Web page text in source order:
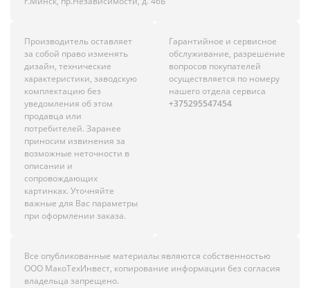
Производитель оставляет
за собой право изменять
дизайн, технические
характеристики, заводскую
комплектацию без
уведомления об этом
продавца или
потребителей. Заранее
приносим извинения за
возможные неточности в
описании и
сопровождающих
картинках. Уточняйте
важные для Вас параметры
при оформлении заказа.
Гарантийное и сервисное
обслуживание, разрешение
вопросов покупателей
осуществляется по номеру
нашего отдела сервиса
+375295547454
Все опубликованные материалы являются собственностью
ООО МакоТехИнвест, копирование информации без согласия
владельца запрещено.